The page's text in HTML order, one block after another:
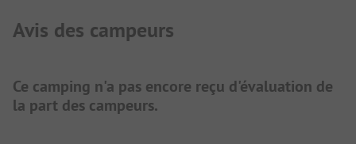
Avis des campeurs
Ce camping n'a pas encore reçu d'évaluation de
la part des campeurs.